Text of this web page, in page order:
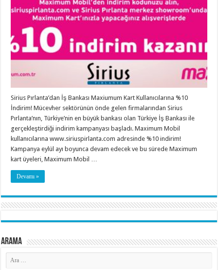
Sirius Pırlanta’dan İş Bankası Maxiumum Kart Kullanıcılarına %10
İndirim! Mücevher sektörünün önde gelen firmalarından Sirius
Pırlanta’nın, Türkiye’nin en büyük bankası olan Türkiye İş Bankası ile
gerçekleştirdiği indirim kampanyası başladı. Maximum Mobil
kullanıcılarına www.siriuspirlanta.com adresinde %10 indirim!
Kampanya eylül ayı boyunca devam edecek ve bu sürede Maximum
kart üyeleri, Maximum Mobil …
Devamı »
Arama